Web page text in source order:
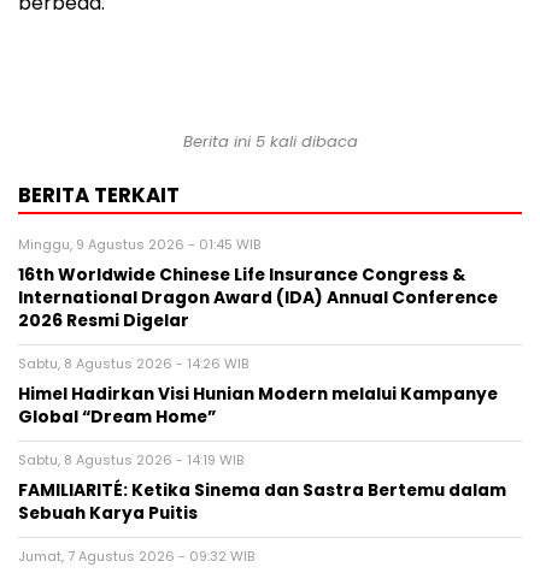
Berita ini 5 kali dibaca
BERITA TERKAIT
Minggu, 9 Agustus 2026 - 01:45 WIB
16th Worldwide Chinese Life Insurance Congress &
International Dragon Award (IDA) Annual Conference
2026 Resmi Digelar
Sabtu, 8 Agustus 2026 - 14:26 WIB
Himel Hadirkan Visi Hunian Modern melalui Kampanye
Global “Dream Home”
Sabtu, 8 Agustus 2026 - 14:19 WIB
FAMILIARITÉ: Ketika Sinema dan Sastra Bertemu dalam
Sebuah Karya Puitis
Jumat, 7 Agustus 2026 - 09:32 WIB